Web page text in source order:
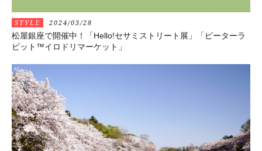
STYLE 2024/03/28
松屋銀座で開催中！「Hello!セサミストリート展」「ピーターラ
ビット™︎イロドリマーケット」